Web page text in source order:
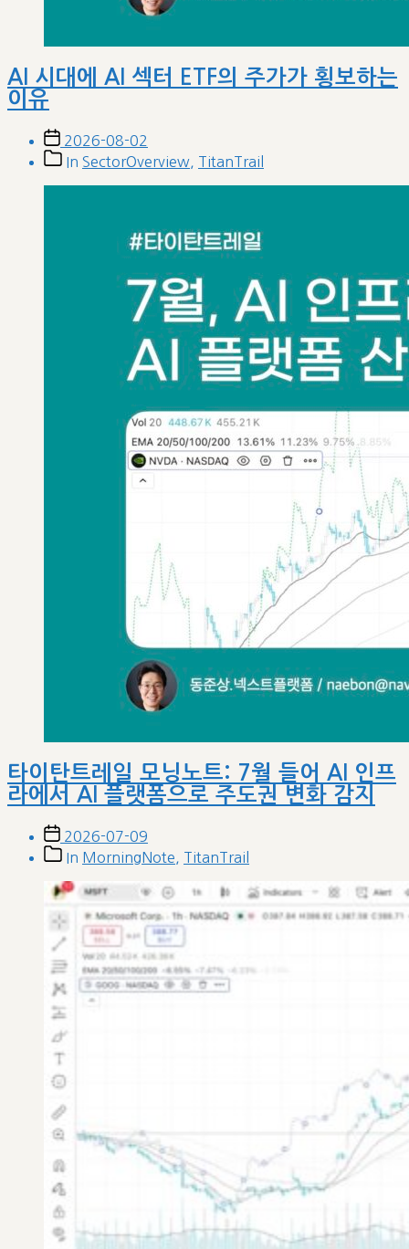
AI 시대에 AI 섹터 ETF의 주가가 횡보하는
이유
Post
date
2026-08-02
PostIn SectorOverview TitanTrail
타이탄트레일 모닝노트: 7월 들어 AI 인프
라에서 AI 플랫폼으로 주도권 변화 감지
Post
date
2026-07-09
PostIn MorningNote TitanTrail